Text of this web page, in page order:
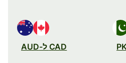
CAD ל-AUD